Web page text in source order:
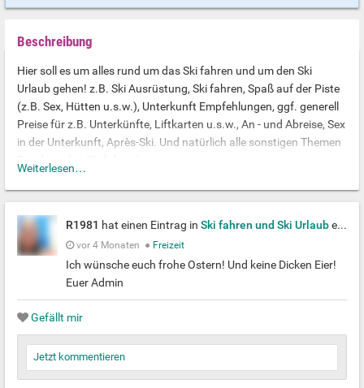
Beschreibung
Hier soll es um alles rund um das Ski fahren und um den Ski
Urlaub gehen! z.B. Ski Ausrüstung, Ski fahren, Spaß auf der Piste
(z.B. Sex, Hütten u.s.w.), Unterkunft Empfehlungen, ggf. generell
Preise für z.B. Unterkünfte, Liftkarten u.s.w., An - und Abreise, Sex
in der Unterkunft, Après-Ski. Und natürlich alle sonstigen Themen
Rund um das Ski fahren!
!!! Bitte möglichst zum Gruppen Thema Posten!!! Ihr könnt ja euch
auch Privat schreiben! Danke Ansonsten muss ich leider
einschreiten!!!
Weiterlesen…
R1981 hat einen Eintrag in Ski fahren und Ski Urlauberstellt
vor 4 Monaten ● Freizeit
Ich wünsche euch frohe Ostern! Und keine Dicken Eier!
Euer Admin
Gefällt mir
Jetzt kommentieren